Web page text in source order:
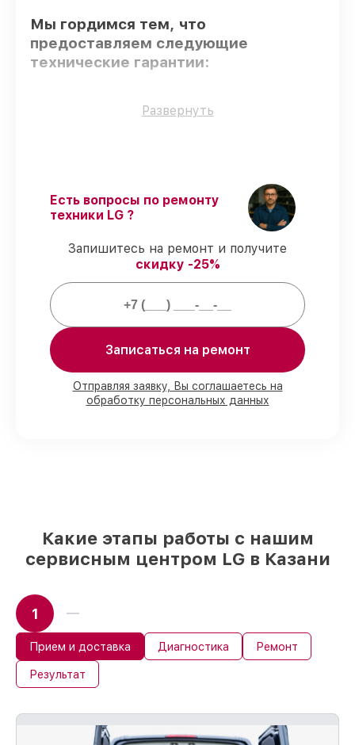
Мы гордимся тем, что
предоставляем следующие
технические гарантии:
Только фирменные комплектующие
–
соблюдаем сроки восстановления
монитора 27UD88, согласованные с
Сервис с гарантией– предоставляем
официальное гарантийное
сопровождение после починки.
Мы гарантируем:
80%работ с возможностью наблюдения
90%комплектующих для мониторов на
складе или быстро поставляются
Развернуть
Есть вопросы по ремонту
техники LG ?
Запишитесь на ремонт и получите
скидку -25%
Записаться на ремонт
Отправляя заявку, Вы соглашаетесь на
обработку персональных данных
Какие этапы работы с нашим
сервисным центром LG в Казани
1
Прием и доставка Диагностика Ремонт
Результат